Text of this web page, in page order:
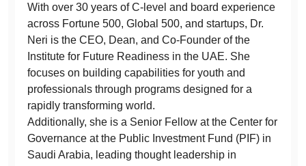
With over 30 years of C-level and board experience
across Fortune 500, Global 500, and startups, Dr.
Neri is the CEO, Dean, and Co-Founder of the
Institute for Future Readiness in the UAE. She
focuses on building capabilities for youth and
professionals through programs designed for a
rapidly transforming world.
Additionally, she is a Senior Fellow at the Center for
Governance at the Public Investment Fund (PIF) in
Saudi Arabia, leading thought leadership in